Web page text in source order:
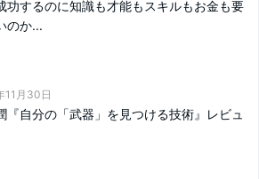
功するのに知識も才能もスキルもお金も要
のか...
11月30日
『自分の「武器」を見つける技術』レビュ